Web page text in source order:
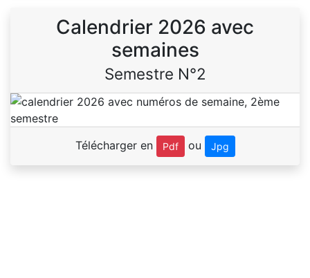
Calendrier 2026 avec
semaines
Semestre N°2
Télécharger en Pdf ou Jpg